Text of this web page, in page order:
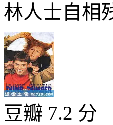
林人士自相
豆瓣 7.2 分